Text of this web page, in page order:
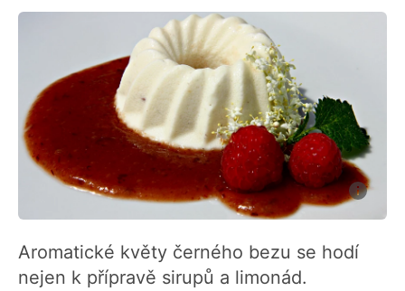
Aromatické květy černého bezu se hodí
nejen k přípravě sirupů a limonád.